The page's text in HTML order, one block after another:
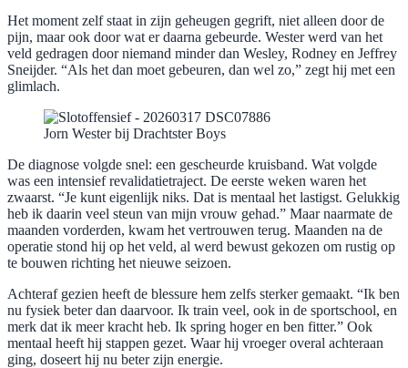
Het moment zelf staat in zijn geheugen gegrift, niet alleen door de
pijn, maar ook door wat er daarna gebeurde. Wester werd van het
veld gedragen door niemand minder dan Wesley, Rodney en Jeffrey
Sneijder. “Als het dan moet gebeuren, dan wel zo,” zegt hij met een
glimlach.
Jorn Wester bij Drachtster Boys
De diagnose volgde snel: een gescheurde kruisband. Wat volgde
was een intensief revalidatietraject. De eerste weken waren het
zwaarst. “Je kunt eigenlijk niks. Dat is mentaal het lastigst. Gelukkig
heb ik daarin veel steun van mijn vrouw gehad.” Maar naarmate de
maanden vorderden, kwam het vertrouwen terug. Maanden na de
operatie stond hij op het veld, al werd bewust gekozen om rustig op
te bouwen richting het nieuwe seizoen.
Achteraf gezien heeft de blessure hem zelfs sterker gemaakt. “Ik ben
nu fysiek beter dan daarvoor. Ik train veel, ook in de sportschool, en
merk dat ik meer kracht heb. Ik spring hoger en ben fitter.” Ook
mentaal heeft hij stappen gezet. Waar hij vroeger overal achteraan
ging, doseert hij nu beter zijn energie.